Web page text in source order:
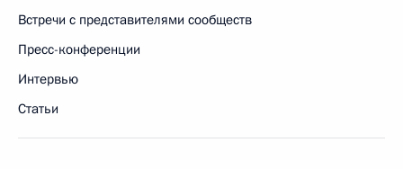
Встречи с представителями сообществ
Пресс-конференции
Интервью
Статьи